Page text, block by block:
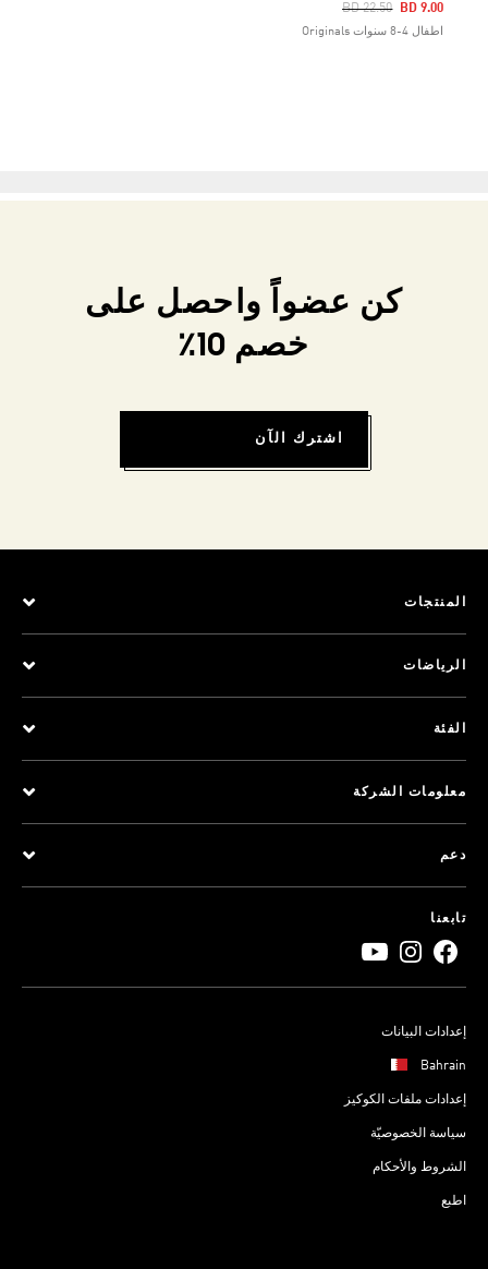
Price Reduced From
BD 22.50
To BD 9.00
اطفال 4-8 سنوات Originals
كن عضواً واحصل على
خصم 10٪
اشترك الآن
المنتجات
الرياضات
الفئة
معلومات الشركة
دعم
تابعنا
إعدادات البيانات
Bahrain
إعدادات ملفات الكوكيز
سياسة الخصوصيّة
الشروط والأحكام
اطبع